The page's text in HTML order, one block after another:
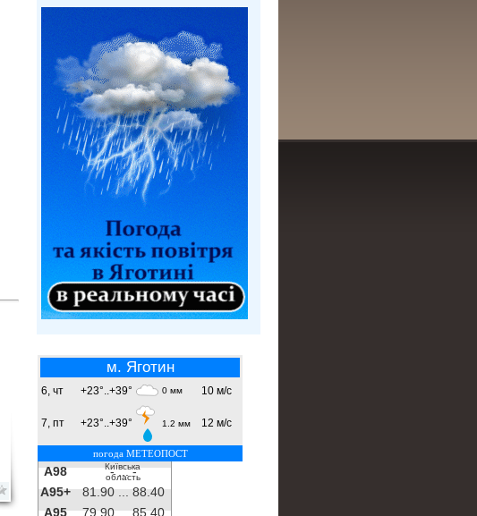
м. Яготин
6, чт +23°..+39° 0 мм 10 м/с
7, пт +23°..+39° 1.2 мм 12 м/с
погода МЕТЕОПОСТ
Київська
область
A98 - ...-
A95+
81.90 ...88.40
A95
79.90 ...85.40